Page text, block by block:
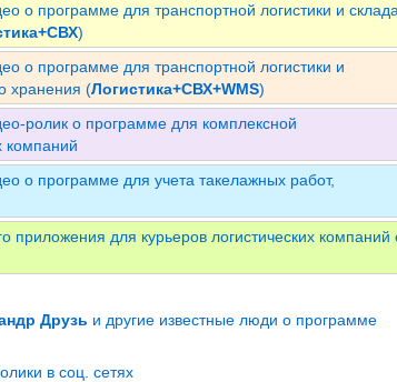
о программе для транспортной логистики и
)
о программе для транспортной логистики и
хранения (Логистика+СВХ+WMS)
ролик о программе для комплексной
компаний
о программе для учета такелажных работ,
приложения для курьеров логистических компаний
Друзь и другие известные люди о программе
в соц. сетях